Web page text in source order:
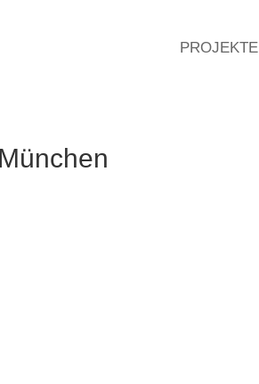
PROJEKTE